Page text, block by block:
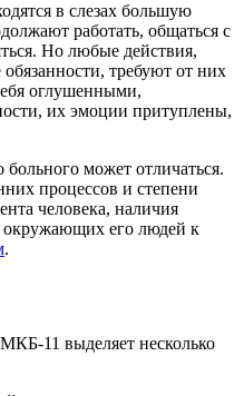
в слезах большую
работать, общаться с
Но любые действия,
требуют от них
оглушенными,
их эмоции притуплены,
может отличаться.
процессов и степени
человека, наличия
его людей к
.
11 выделяет несколько